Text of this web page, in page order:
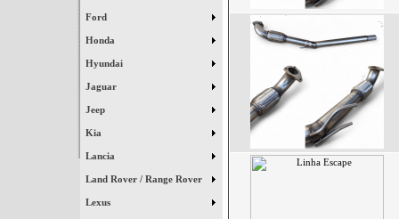
Ford
Honda
Hyundai
Jaguar
Jeep
Kia
Lancia
Land Rover / Range Rover
Lexus